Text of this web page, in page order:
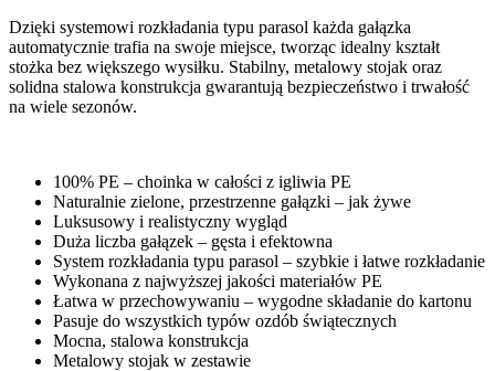
Dzięki systemowi rozkładania typu parasol każda gałązka
automatycznie trafia na swoje miejsce, tworząc idealny kształt
stożka bez większego wysiłku. Stabilny, metalowy stojak oraz
solidna stalowa konstrukcja gwarantują bezpieczeństwo i trwałość
na wiele sezonów.
100% PE – choinka w całości z igliwia PE
Naturalnie zielone, przestrzenne gałązki – jak żywe
Luksusowy i realistyczny wygląd
Duża liczba gałązek – gęsta i efektowna
System rozkładania typu parasol – szybkie i łatwe rozkładanie
Wykonana z najwyższej jakości materiałów PE
Łatwa w przechowywaniu – wygodne składanie do kartonu
Pasuje do wszystkich typów ozdób świątecznych
Mocna, stalowa konstrukcja
Metalowy stojak w zestawie